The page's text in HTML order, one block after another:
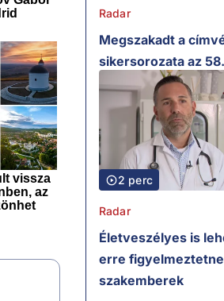
Radar
Megszakadt a
sikersorozata az
2 perc
Radar
Életveszélyes is
erre
szakemberek